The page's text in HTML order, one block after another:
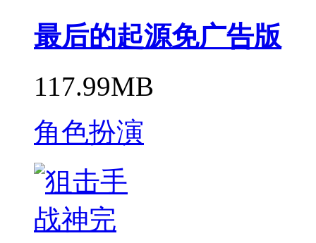
最后的起源免广告版
117.99MB
角色扮演